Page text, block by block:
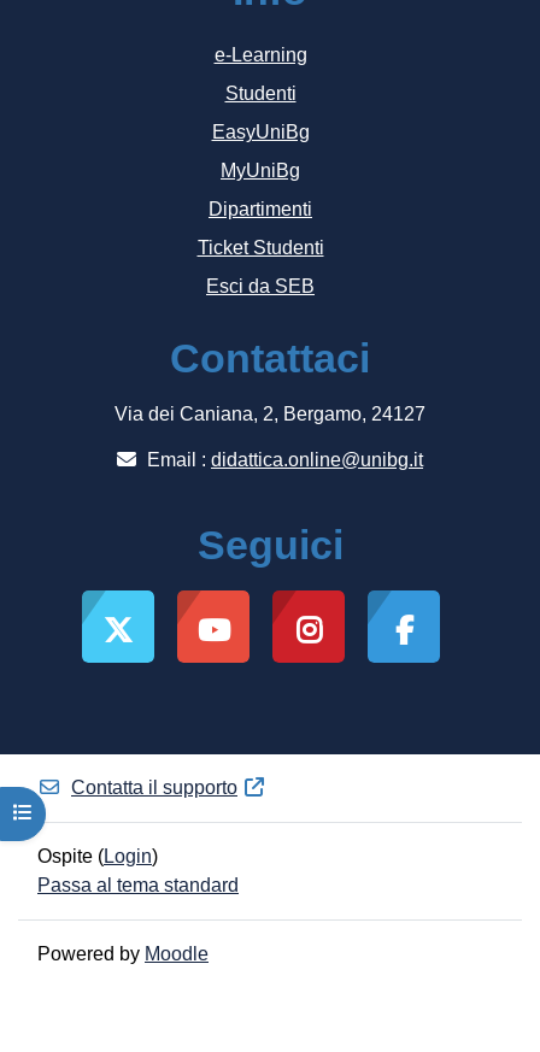
Apri indice del corso
e-Learning
Studenti
EasyUniBg
MyUniBg
Dipartimenti
Ticket Studenti
Esci da SEB
Contattaci
Via dei Caniana, 2, Bergamo, 24127
Email : didattica.online@unibg.it
Seguici
Contatta il supporto
Ospite (Login)
Passa al tema standard
Powered by Moodle